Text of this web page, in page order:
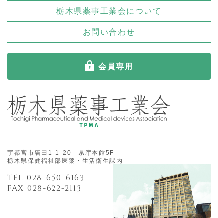
栃木県薬事工業会について
お問い合わせ
会員専用
宇都宮市塙田1-1-20 県庁本館5F
栃木県保健福祉部医薬・生活衛生課内
TEL 028-650-6163
FAX 028-622-2113